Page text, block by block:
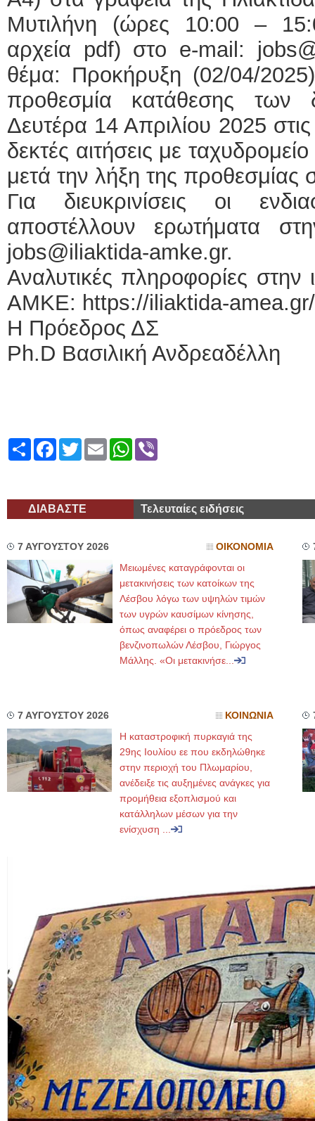
Μυτιλήνη (ώρες 10:00 –
αρχεία pdf) στο e-mail:
θέμα: Προκήρυξη (02/04/
προθεσμία κατάθεσης των
Δευτέρα 14 Απριλίου 2025
δεκτές αιτήσεις με
μετά την λήξη της προθεσμίας
Για διευκρινίσεις οι
αποστέλλουν ερωτήματα
jobs@iliaktida-amke.gr.
Αναλυτικές πληροφορίες
ΑΜΚΕ: https://iliaktida-
Η Πρόεδρος ΔΣ
Ph.D Βασιλική Ανδρεαδέλλη
ShareFacebook
TwitterEmailWhatsApp
ΔΙΑΒΑΣΤΕ Τελευταίες ειδήσεις
7 ΑΥΓΟΥΣΤΟΥ 2026 ΟΙΚΟΝΟΜΙΑ
Μειωμένες καταγράφονται οι
μετακινήσεις των κατοίκων της
Λέσβου λόγω των υψηλών τιμών
των υγρών καυσίμων κίνησης,
όπως αναφέρει ο πρόεδρος των
βενζινοπωλών Λέσβου, Γιώργος
Μάλλης. «Οι μετακινήσε...
7 ΑΥΓΟΥΣΤΟΥ 2026 ΚΟΙΝΩΝΙΑ
Η καταστροφική πυρκαγιά της
29ης Ιουλίου εε που εκδηλώθηκε
στην περιοχή του Πλωμαρίου,
ανέδειξε τις αυξημένες ανάγκες για
προμήθεια εξοπλισμού και
κατάλληλων μέσων για την
ενίσχυση ...